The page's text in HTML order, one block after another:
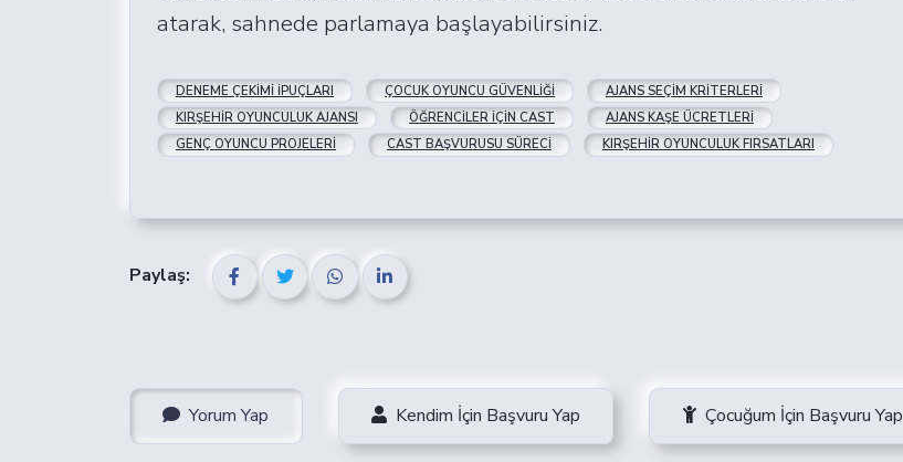
atarak, sahnede parlamaya başlayabilirsiniz.
DENEME ÇEKIMI İPUÇLARI ÇOCUK OYUNCU GÜVENLIĞI
AJANS SEÇIM KRITERLERI
KIRŞEHIR OYUNCULUK AJANSI
ÖĞRENCILER İÇIN CAST
AJANS KAŞE ÜCRETLERI
GENÇ OYUNCU PROJELERI
CAST BAŞVURUSU SÜRECI KIRŞEHIR OYUNCULUK FIRSATLARI
Paylaş:
Yorum Yap Kendim İçin Başvuru Yap Çocuğum İçin Başvuru Yap